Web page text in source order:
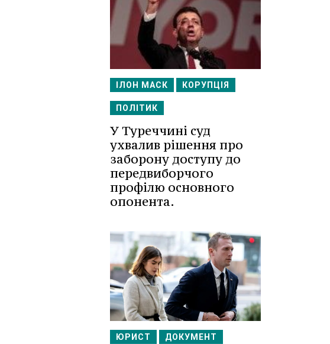
ІЛОН МАСК КОРУПЦІЯ
ПОЛІТИК
У Туреччині суд
ухвалив рішення про
заборону доступу до
передвиборчого
профілю основного
опонента.
ЮРИСТ ДОКУМЕНТ